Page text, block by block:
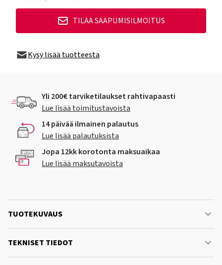
TILAA SAAPUMISILMOITUS
Kysy lisää tuotteesta
Yli 200€ tarviketilaukset rahtivapaasti
Lue lisää toimitustavoista
14 päivää ilmainen palautus
Lue lisää palautuksista
Jopa 12kk korotonta maksuaikaa
Lue lisää maksutavoista
TUOTEKUVAUS
TEKNISET TIEDOT